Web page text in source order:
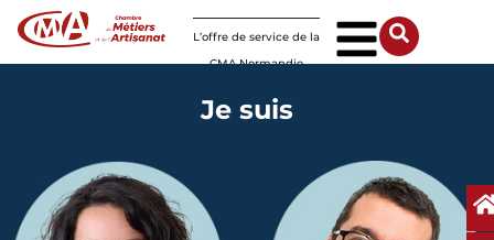
L’offre de service de la
CMA Normandie
Je suis
Panneau de gestion des cookies